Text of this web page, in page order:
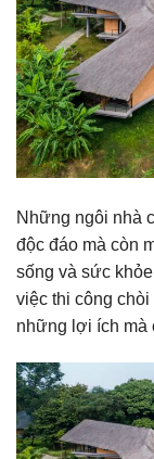
Những ngôi nhà
độc đáo mà còn
sống và sức
việc thi công
những lợi ích mà